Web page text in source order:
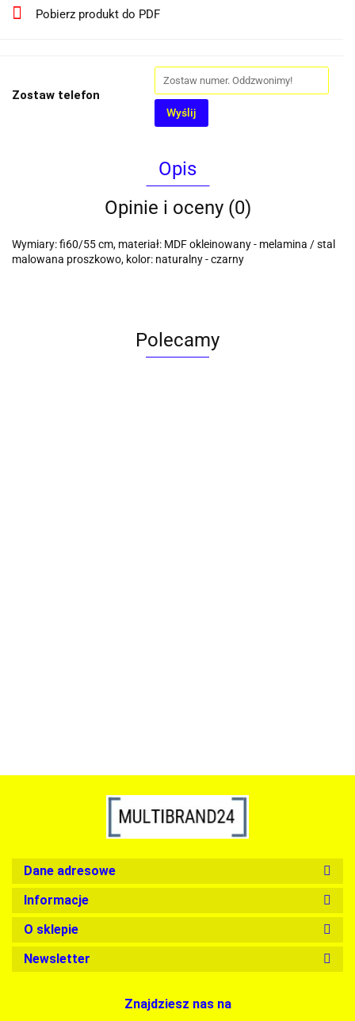
Pobierz produkt do PDF
Zostaw telefon
Wyślij
Opis
Opinie i oceny (0)
Wymiary: fi60/55 cm, materiał: MDF okleinowany - melamina / stal
malowana proszkowo, kolor: naturalny - czarny
Polecamy
Dane adresowe
Informacje
O sklepie
Newsletter
Znajdziesz nas na